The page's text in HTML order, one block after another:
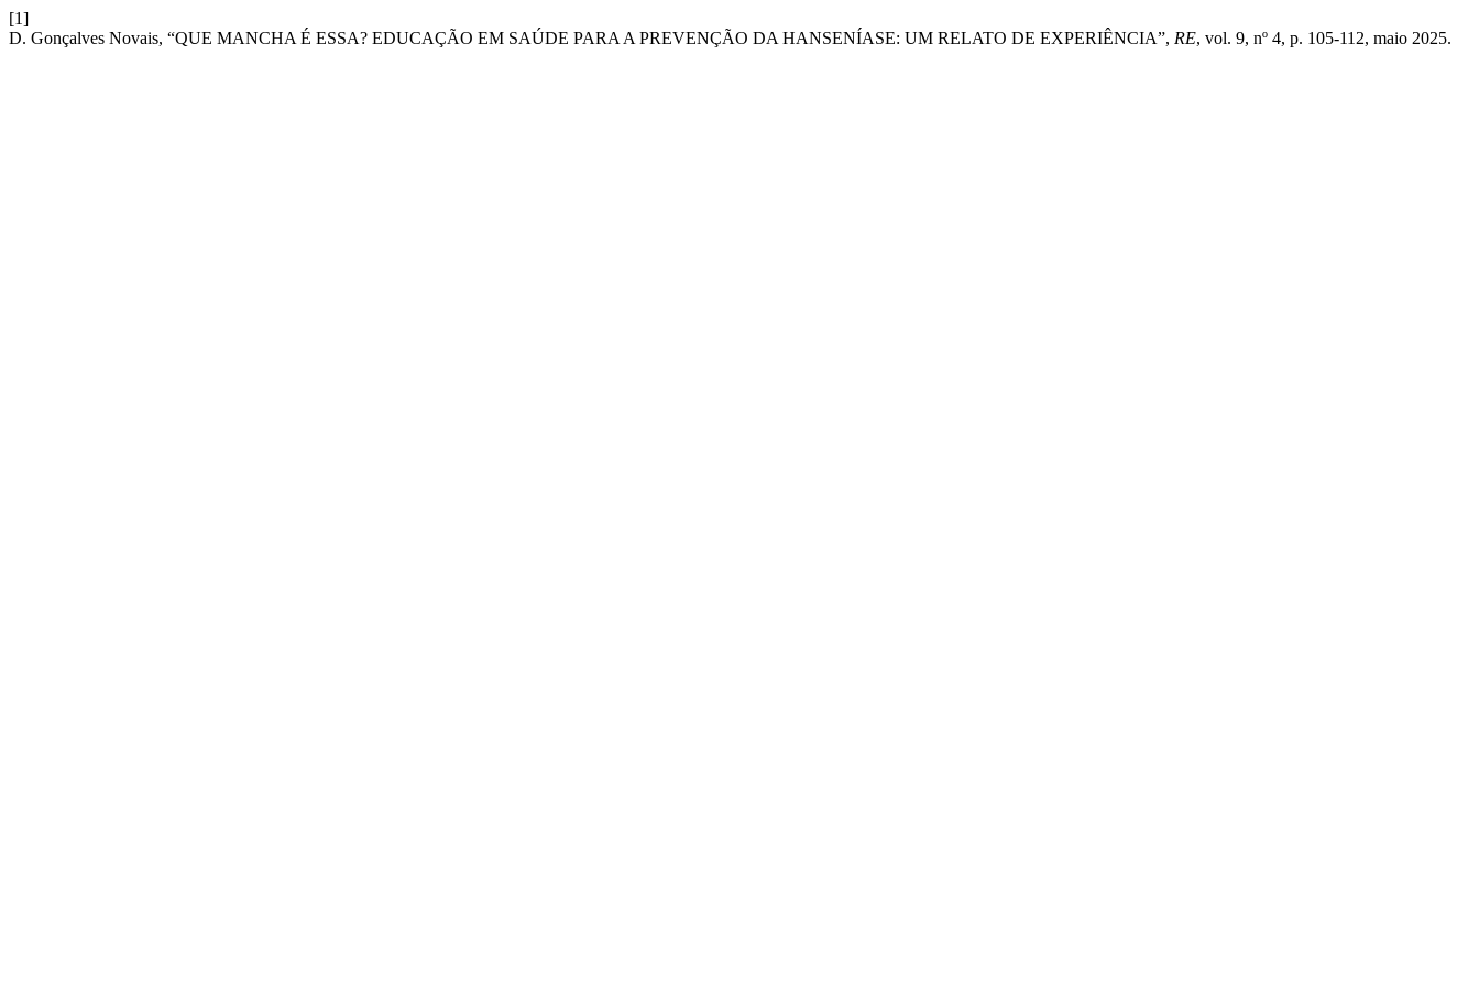
[1]
D. Gonçalves Novais, “QUE MANCHA É ESSA? EDUCAÇÃO EM SAÚDE PARA A PREVENÇÃO DA HANSENÍASE: UM RELATO DE EXPERIÊNCIA”, RE, vol. 9, nº 4, p. 105-112, maio 2025.